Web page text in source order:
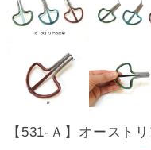
【531-Ａ】オースト